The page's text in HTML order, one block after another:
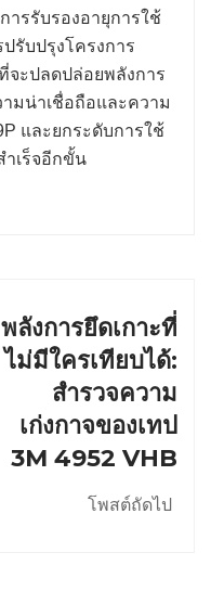
รรับรองอายุการใช้
รับปรุงโครงการ
จะปลดปล่อยพลังการ
มน่าเชื่อถือและความ
และยกระดับการใช้
เร็จอีกขั้น
พลังการยึดเกาะที่
ไม่มีใครเทียบได้:
สํารวจความ
เก่งกาจของเทป
3M 4952 VHB
โพสต์ถัดไป